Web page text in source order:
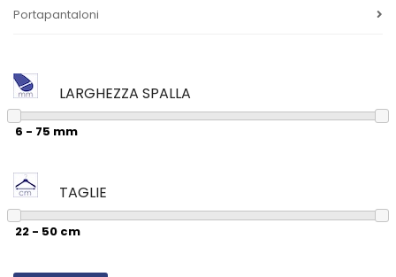
Portapantaloni
LARGHEZZA SPALLA
TAGLIE